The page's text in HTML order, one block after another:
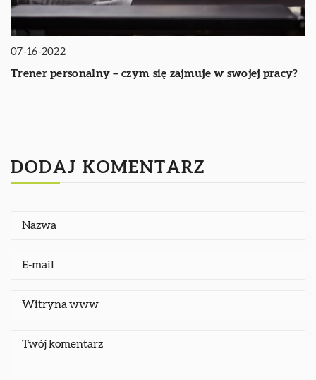
07-16-2022
Trener personalny – czym się zajmuje w swojej pracy?
DODAJ KOMENTARZ